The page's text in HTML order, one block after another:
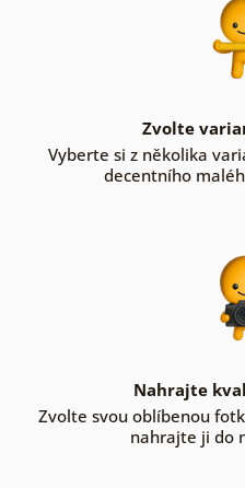
Zvolte
Vyberte si z několika
decentního
Nahrajte
Zvolte svou oblíbenou
nahrajte ji do